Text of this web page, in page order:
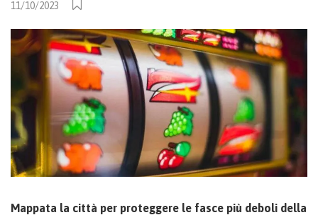
11/10/2023
Mappata la città per proteggere le fasce più deboli della